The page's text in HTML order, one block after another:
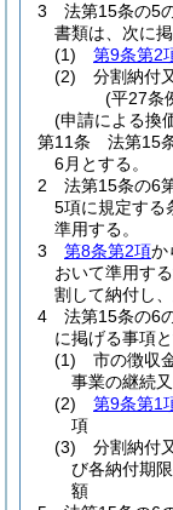
3
法第15条の5
書類は、次に
(1)
第9条第2
(2)
分割納付
(平27条
(申請による換
第11条
法第15
6月とする。
2
法第15条の6
5項に規定する
準用する。
3
第8条第2項か
おいて準用す
割して納付し
4
法第15条の6
に掲げる事項と
(1)
市の徴収
事業の継続
(2)
第9条第1
項
(3)
分割納付
び各納付期
額